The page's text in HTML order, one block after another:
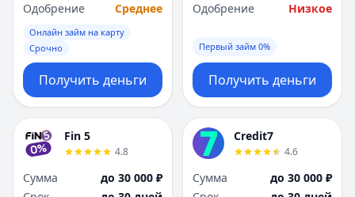
Одобрение
Среднее
Онлайн займ на карту
Срочно
Получить деньги
Одобрение
Низкое
Первый займ 0%
Получить деньги
Fin 5
4.8
Сумма
до 30 000 ₽
Credit7
4.6
Сумма
до 30 000 ₽